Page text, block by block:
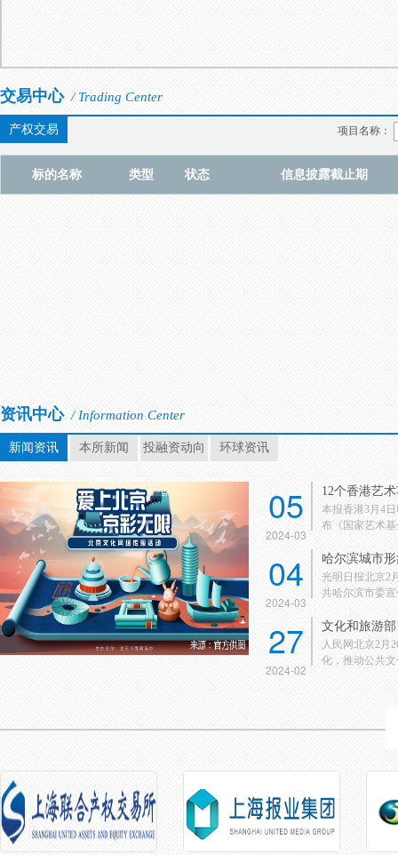
交易中心 / Trading Center
产权交易 项目名称：
标的名称 类型 状态 信息披露截止期
资讯中心 / Information Center
新闻资讯 本所新闻 投融资动向 环球资讯
05
2024-03
12个香港艺
本报香港3月4
布《国家艺术
04
2024-03
哈尔滨城市
光明日报北京2
共哈尔滨市委
27
2024-02
文化和旅游
人民网北京2月
化，推动公共